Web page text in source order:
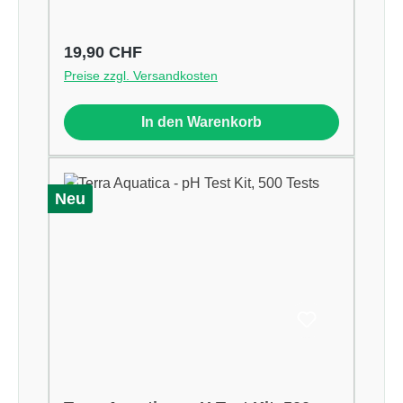
Regulärer Preis:
19,90 CHF
Preise zzgl. Versandkosten
In den Warenkorb
Neu